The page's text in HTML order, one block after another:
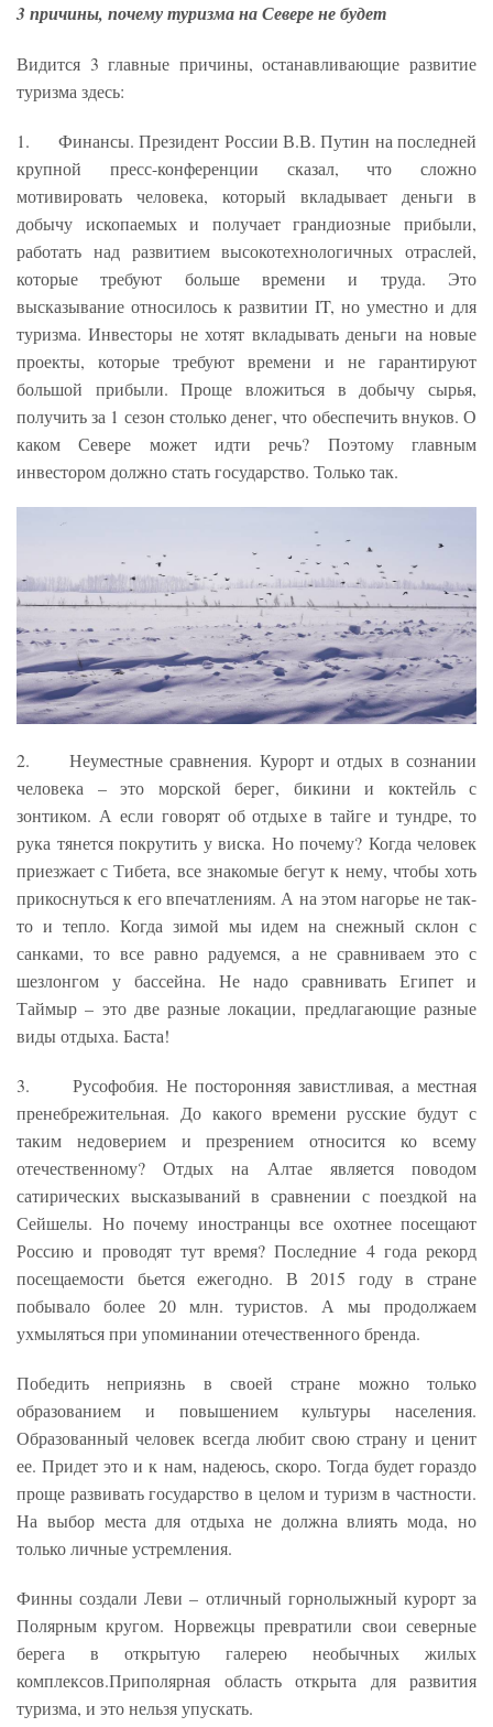
3 причины, почему туризма на Севере не будет
Видится 3 главные причины, останавливающие развитие
туризма здесь:
1. Финансы. Президент России В.В. Путин на последней
крупной пресс-конференции сказал, что сложно
мотивировать человека, который вкладывает деньги в
добычу ископаемых и получает грандиозные прибыли,
работать над развитием высокотехнологичных отраслей,
которые требуют больше времени и труда. Это
высказывание относилось к развитии IT, но уместно и для
туризма. Инвесторы не хотят вкладывать деньги на новые
проекты, которые требуют времени и не гарантируют
большой прибыли. Проще вложиться в добычу сырья,
получить за 1 сезон столько денег, что обеспечить внуков. О
каком Севере может идти речь? Поэтому главным
инвестором должно стать государство. Только так.
2. Неуместные сравнения. Курорт и отдых в сознании
человека – это морской берег, бикини и коктейль с
зонтиком. А если говорят об отдыхе в тайге и тундре, то
рука тянется покрутить у виска. Но почему? Когда человек
приезжает с Тибета, все знакомые бегут к нему, чтобы хоть
прикоснуться к его впечатлениям. А на этом нагорье не так-
то и тепло. Когда зимой мы идем на снежный склон с
санками, то все равно радуемся, а не сравниваем это с
шезлонгом у бассейна. Не надо сравнивать Египет и
Таймыр – это две разные локации, предлагающие разные
виды отдыха. Баста!
3. Русофобия. Не посторонняя завистливая, а местная
пренебрежительная. До какого времени русские будут с
таким недоверием и презрением относится ко всему
отечественному? Отдых на Алтае является поводом
сатирических высказываний в сравнении с поездкой на
Сейшелы. Но почему иностранцы все охотнее посещают
Россию и проводят тут время? Последние 4 года рекорд
посещаемости бьется ежегодно. В 2015 году в стране
побывало более 20 млн. туристов. А мы продолжаем
ухмыляться при упоминании отечественного бренда.
Победить неприязнь в своей стране можно только
образованием и повышением культуры населения.
Образованный человек всегда любит свою страну и ценит
ее. Придет это и к нам, надеюсь, скоро. Тогда будет гораздо
проще развивать государство в целом и туризм в частности.
На выбор места для отдыха не должна влиять мода, но
только личные устремления.
Финны создали Леви – отличный горнолыжный курорт за
Полярным кругом. Норвежцы превратили свои северные
берега в открытую галерею необычных жилых
комплексов.Приполярная область открыта для развития
туризма, и это нельзя упускать.